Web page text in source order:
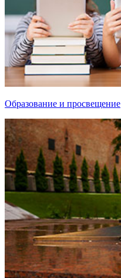
Образование и просвещение